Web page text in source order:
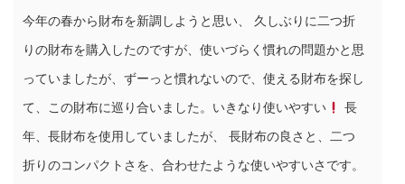
今年の春から財布を新調しようと思い、 久しぶりに二つ折
りの財布を購入したのですが、使いづらく慣れの問題かと思
っていましたが、ずーっと慣れないので、使える財布を探し
て、この財布に巡り合いました。いきなり使いやすい
長
年、長財布を使用していましたが、 長財布の良さと、二つ
折りのコンパクトさを、合わせたような使いやすいさです。